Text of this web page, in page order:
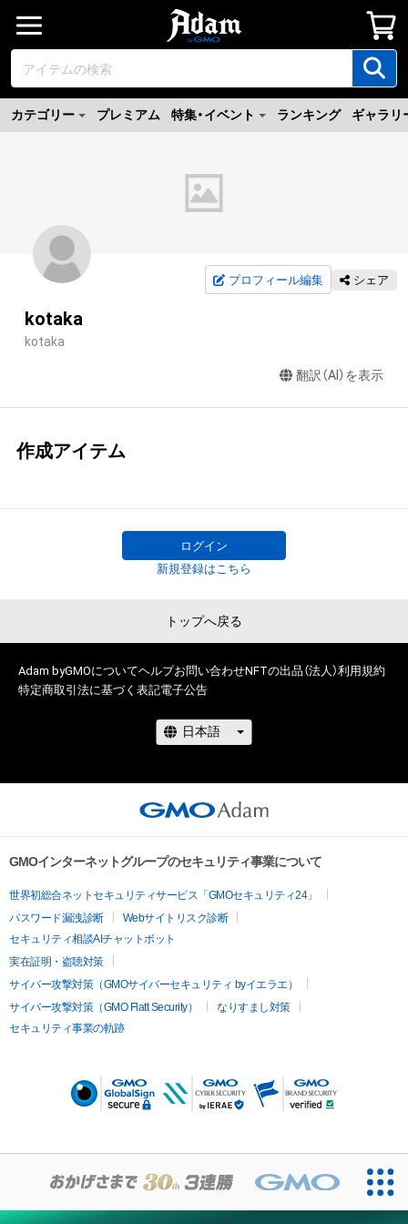
カテゴリー プレミアム 特集・イベント ランキング ギャラリ
プロフィール編集 シェア
kotaka
kotaka
翻訳（AI）を表示
作成アイテム
ログイン
新規登録はこちら
トップへ戻る
Adam byGMOについてヘルプお問い合わせNFTの出品（法人）利用規約
特定商取引法に基づく表記電子公告
GMOインターネットグループのセキュリティ事業について
世界初総合ネットセキュリティサービス「GMOセキュリティ24」
パスワード漏洩診断
Webサイトリスク診断
セキュリティ相談AIチャットボット
実在証明・盗聴対策
サイバー攻撃対策（GMOサイバーセキュリティ byイエラエ）
サイバー攻撃対策（GMO Flatt Security）
なりすまし対策
セキュリティ事業の軌跡